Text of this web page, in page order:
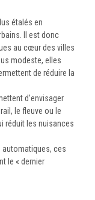
étalés en
Il est donc
au cœur des villes
modeste, elles
de réduire la
d’envisager
le fleuve ou le
réduit les nuisances
ces
le « dernier